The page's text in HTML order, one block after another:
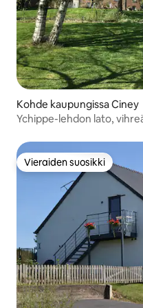
Kohde kaupungissa Ciney
Ychippe-lehdon lato,
Vieraiden suosikki
Vieraiden suosikki